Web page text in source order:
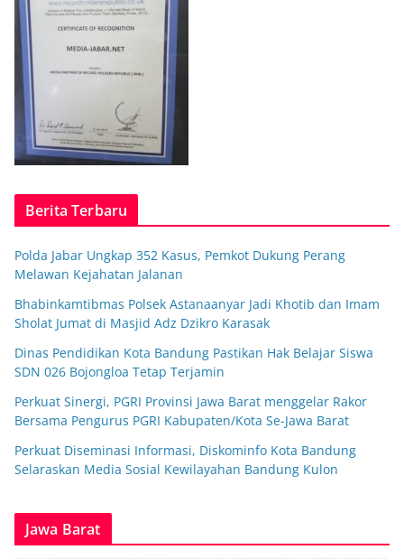
Berita Terbaru
Polda Jabar Ungkap 352 Kasus, Pemkot Dukung Perang
Melawan Kejahatan Jalanan
Bhabinkamtibmas Polsek Astanaanyar Jadi Khotib dan Imam
Sholat Jumat di Masjid Adz Dzikro Karasak
Dinas Pendidikan Kota Bandung Pastikan Hak Belajar Siswa
SDN 026 Bojongloa Tetap Terjamin
Perkuat Sinergi, PGRI Provinsi Jawa Barat menggelar Rakor
Bersama Pengurus PGRI Kabupaten/Kota Se-Jawa Barat
Perkuat Diseminasi Informasi, Diskominfo Kota Bandung
Selaraskan Media Sosial Kewilayahan Bandung Kulon
Jawa Barat